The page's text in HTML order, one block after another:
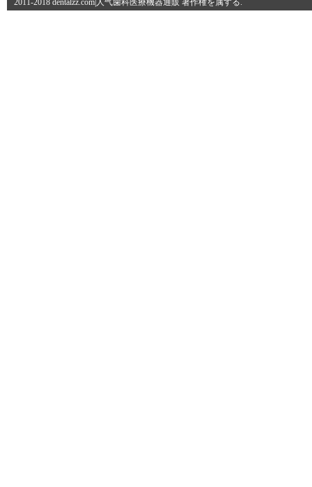
2011-2018 dentalzz.com|人气歯科医療機器通販 著作権を属する.